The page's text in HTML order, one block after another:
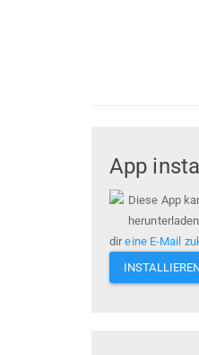
App
Diese App
direine E-Mail